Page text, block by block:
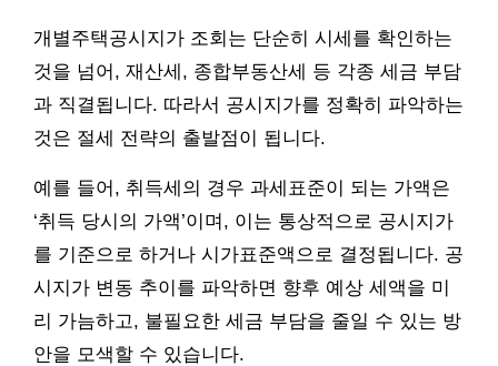
개별주택공시지가 조회는 단순히 시세를 확인하는
것을 넘어, 재산세, 종합부동산세 등 각종 세금 부담
과 직결됩니다. 따라서 공시지가를 정확히 파악하는
것은 절세 전략의 출발점이 됩니다.
예를 들어, 취득세의 경우 과세표준이 되는 가액은
‘취득 당시의 가액’이며, 이는 통상적으로 공시지가
를 기준으로 하거나 시가표준액으로 결정됩니다. 공
시지가 변동 추이를 파악하면 향후 예상 세액을 미
리 가늠하고, 불필요한 세금 부담을 줄일 수 있는 방
안을 모색할 수 있습니다.